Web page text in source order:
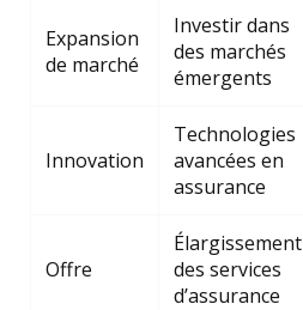
Expansion
de marché
Investir dans
des marchés
émergents
Innovation
Technologies
avancées en
assurance
Offre
Élargissement
des services
d’assurance